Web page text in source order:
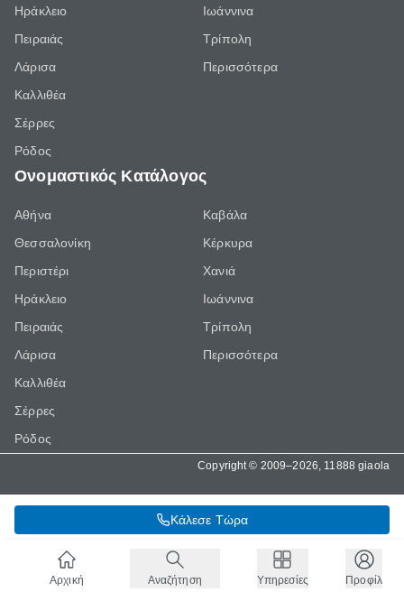
Κάλεσε Τώρα
Ηράκλειο
Πειραιάς
Λάρισα
Καλλιθέα
Σέρρες
Ρόδος
Ιωάννινα
Τρίπολη
Περισσότερα
Ονομαστικός Κατάλογος
Αθήνα
Θεσσαλονίκη
Περιστέρι
Ηράκλειο
Πειραιάς
Λάρισα
Καλλιθέα
Σέρρες
Ρόδος
Καβάλα
Κέρκυρα
Χανιά
Ιωάννινα
Τρίπολη
Περισσότερα
Copyright © 2009–2026, 11888 giaola
Αρχική Αναζήτηση Υπηρεσίες Προφίλ